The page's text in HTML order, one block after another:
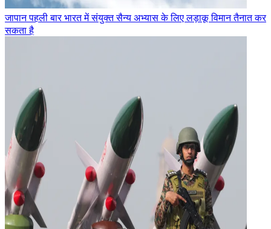
जापान पहली बार भारत में संयुक्त सैन्य अभ्यास के लिए लड़ाकू विमान तैनात कर
सकता है